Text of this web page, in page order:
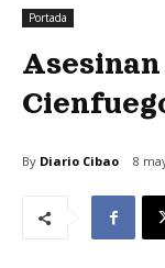
Portada
By Diario Cibao 8